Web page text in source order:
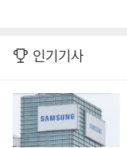
인기기사